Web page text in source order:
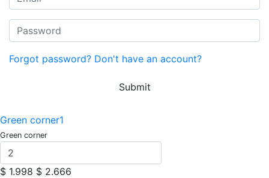
Forgot password? Don't have an account?
Submit
Green corner1
Green corner
$ 1.998 $ 2.666